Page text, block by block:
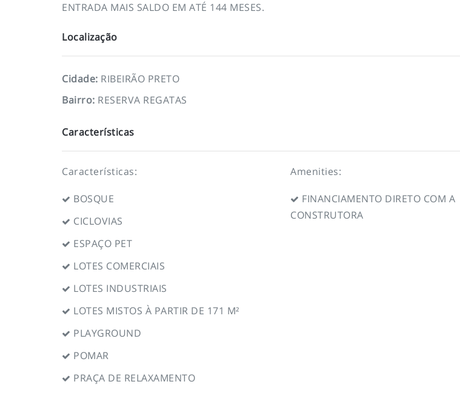
ENTRADA MAIS SALDO EM ATÉ 144 MESES.
Localização
Cidade: RIBEIRÃO PRETO
Bairro: RESERVA REGATAS
Características
Características:
BOSQUE
CICLOVIAS
ESPAÇO PET
LOTES COMERCIAIS
LOTES INDUSTRIAIS
LOTES MISTOS À PARTIR DE 171 M²
PLAYGROUND
POMAR
PRAÇA DE RELAXAMENTO
Amenities:
FINANCIAMENTO DIRETO COM A
CONSTRUTORA